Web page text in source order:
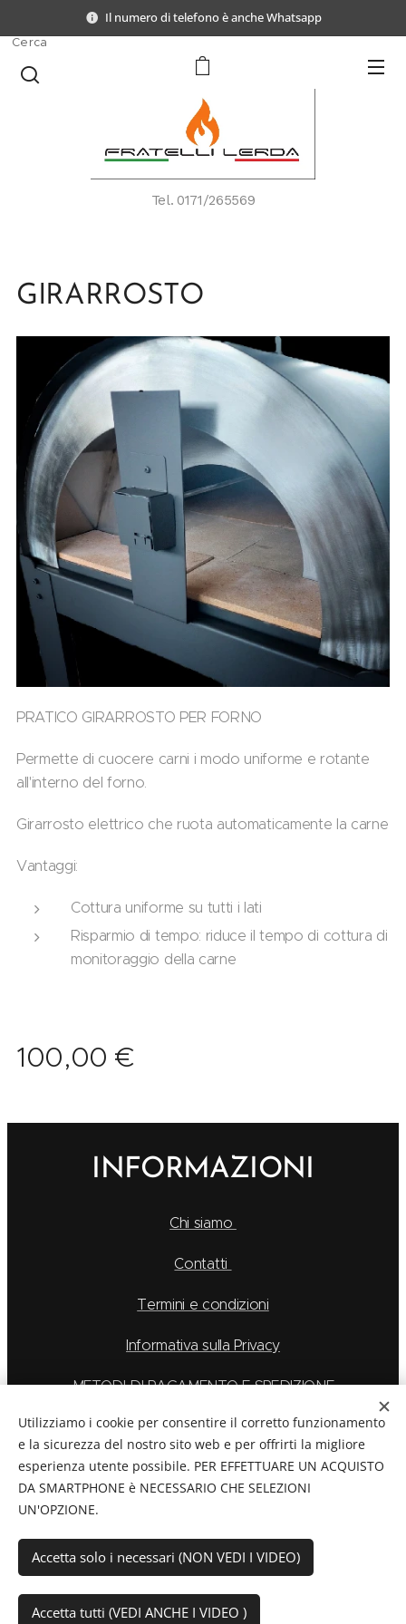
Il numero di telefono è anche Whatsapp
Tel. 0171/265569
Cerca
GIRARROSTO
PRATICO GIRARROSTO PER FORNO
Permette di cuocere carni i modo uniforme e rotante
all'interno del forno.
Girarrosto elettrico che ruota automaticamente la carne
Vantaggi:
Cottura uniforme su tutti i lati
Risparmio di tempo: riduce il tempo di cottura di
monitoraggio della carne
100,00 €
Aggiungi al carrello
INFORMAZIONI
Chi siamo
Contatti
Termini e condizioni
Informativa sulla Privacy
METODI DI PAGAMENTO E SPEDIZIONE
La Feu S.r.l. via Caduti Delle Alpi Apuane 6, Borgo San
Utilizziamo i cookie per consentire il corretto funzionamento
e la sicurezza del nostro sito web e per offrirti la migliore
esperienza utente possibile. PER EFFETTUARE UN ACQUISTO
DA SMARTPHONE è NECESSARIO CHE SELEZIONI
UN'OPZIONE.
Accetta solo i necessari (NON VEDI I VIDEO)
Accetta tutti (VEDI ANCHE I VIDEO )